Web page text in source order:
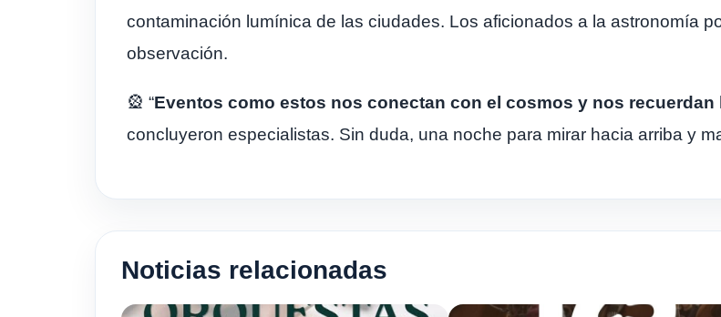
contaminación lumínica de las ciudades. Los aficionados a la astronomía
observación.
🎡 “Eventos como estos nos conectan con el cosmos y nos
concluyeron especialistas. Sin duda, una noche para mirar hacia arriba y
Noticias relacionadas